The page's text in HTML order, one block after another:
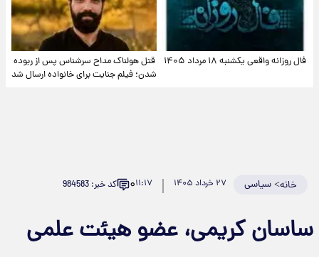
فال روزانه واقعی یکشنبه ۱۸ مرداد ۱۴۰۵
قتل هولناک مداح سرشناس پس از ربوده
شدن؛ فیلم جنایت برای خانواده ارسال شد
خانه>سیاسی ۲۷ خرداد ۱۴۰۵ ۱۱:۱۷۰ کد خبر: 984583
ساسان کریمی، عضو هیئت علمی